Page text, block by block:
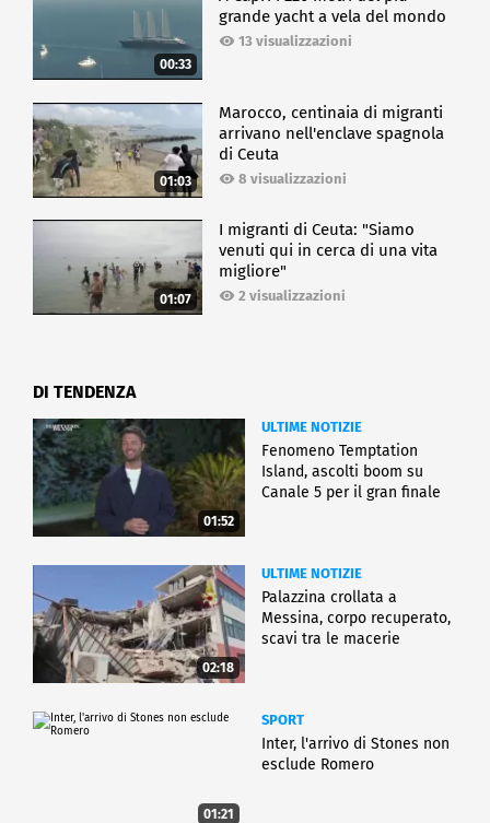
00:33
grande yacht a vela del mondo
13 visualizzazioni
01:03
Marocco, centinaia di migranti
arrivano nell'enclave spagnola
di Ceuta
8 visualizzazioni
01:07
I migranti di Ceuta: "Siamo
venuti qui in cerca di una vita
migliore"
2 visualizzazioni
DI TENDENZA
01:52
ULTIME NOTIZIE
Fenomeno Temptation
Island, ascolti boom su
Canale 5 per il gran finale
02:18
ULTIME NOTIZIE
Palazzina crollata a
Messina, corpo recuperato,
scavi tra le macerie
01:21
SPORT
Inter, l'arrivo di Stones non
esclude Romero